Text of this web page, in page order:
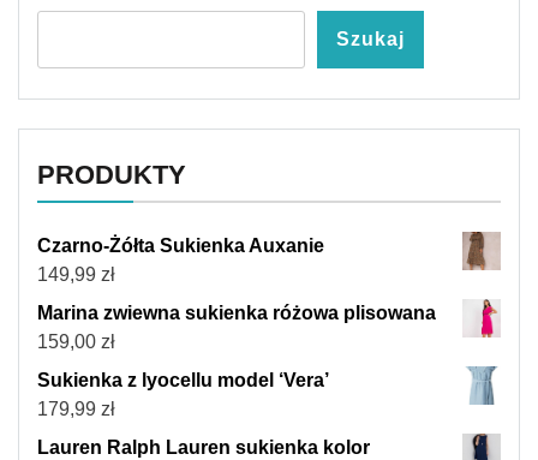
Szukaj
PRODUKTY
Czarno-Żółta Sukienka Auxanie
149,99 zł
Marina zwiewna sukienka różowa plisowana
159,00 zł
Sukienka z lyocellu model ‘Vera’
179,99 zł
Lauren Ralph Lauren sukienka kolor